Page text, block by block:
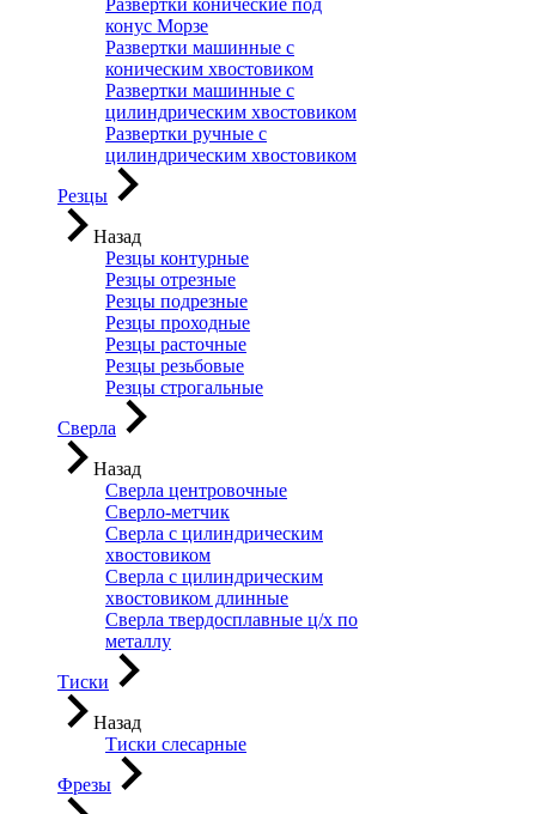
Развертки конические под
конус Морзе
Развертки машинные с
коническим хвостовиком
Развертки машинные с
цилиндрическим хвостовиком
Развертки ручные с
цилиндрическим хвостовиком
Резцы
Назад
Резцы контурные
Резцы отрезные
Резцы подрезные
Резцы проходные
Резцы расточные
Резцы резьбовые
Резцы строгальные
Сверла
Назад
Сверла центровочные
Сверло-метчик
Сверла с цилиндрическим
хвостовиком
Сверла с цилиндрическим
хвостовиком длинные
Сверла твердосплавные ц/х по
металлу
Тиски
Назад
Тиски слесарные
Фрезы